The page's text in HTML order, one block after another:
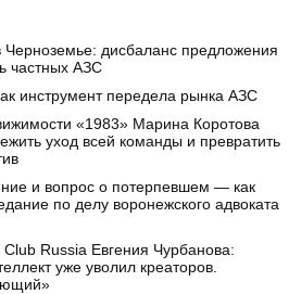
Черноземье: дисбаланс предложения
частных АЗС
инструмент передела рынка АЗС
«1983» Марина Коротова
уход всей команды и превратить
и вопрос о потерпевшем — как
по делу воронежского адвоката
Russia Евгения Чурбанова:
уже уволил креаторов.